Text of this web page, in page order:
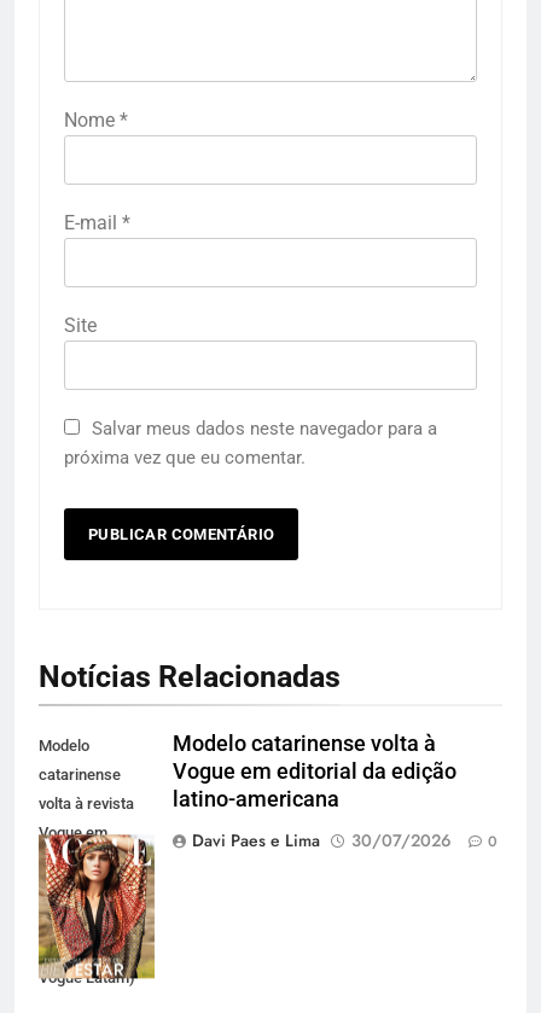
Nome *
E-mail *
Site
Salvar meus dados neste navegador para a
próxima vez que eu comentar.
Notícias Relacionadas
Modelo
catarinense
volta à revista
Vogue em
editorial para a
edição latino-
americana
(Divulgação
Vogue Latam)
Modelo catarinense volta à
Vogue em editorial da edição
latino-americana
Davi Paes e Lima
30/07/2026 0